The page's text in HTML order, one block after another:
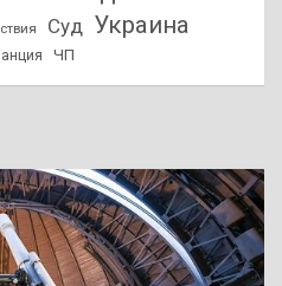
Суд Украина
ЧП